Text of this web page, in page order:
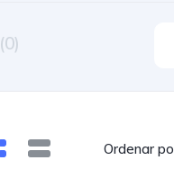
(0)
Ordenar